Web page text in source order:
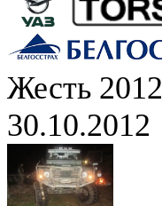
Жесть 2012
30.10.2012